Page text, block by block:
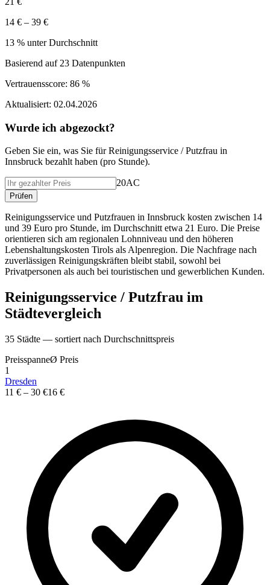
14 € – 39 €
13 % unter Durchschnitt
Basierend auf 23 Datenpunkten
Vertrauensscore: 86 %
Aktualisiert: 02.04.2026
Wurde ich abgezockt?
Geben Sie ein, was Sie fürReinigungsservice / Putzfrau in
Innsbruck bezahlt haben (pro Stunde).
20AC
Prüfen
Reinigungsservice und Putzfrauen in Innsbruck kosten zwischen 14
und 39 Euro pro Stunde, im Durchschnitt etwa 21 Euro. Die Preise
orientieren sich am regionalen Lohnniveau und den höheren
Lebenshaltungskosten Tirols als Alpenregion. Die Nachfrage nach
zuverlässigen Reinigungskräften bleibt stabil, sowohl bei
Privatpersonen als auch bei touristischen und gewerblichen Kunden.
Reinigungsservice / Putzfrau im
Städtevergleich
35 Städte — sortiert nach Durchschnittspreis
PreisspanneØ Preis
1
Dresden
11 € – 30 €16 €